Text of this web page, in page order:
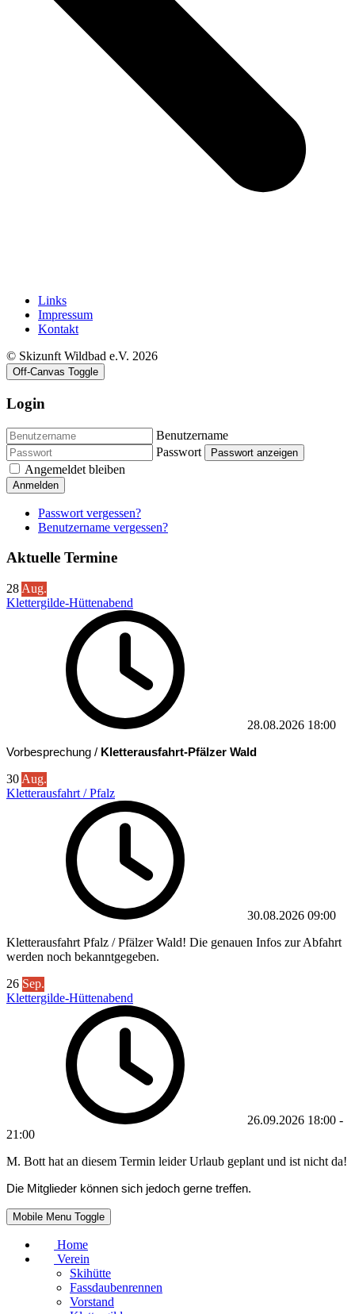
Links
Impressum
Kontakt
© Skizunft Wildbad e.V. 2026
Off-Canvas Toggle
Login
Benutzername
Passwort
Passwort anzeigen
Angemeldet bleiben
Anmelden
Passwort vergessen?
Benutzername vergessen?
Aktuelle Termine
28 Aug.
Klettergilde-Hüttenabend
28.08.2026 18:00
Vorbesprechung / Kletterausfahrt-Pfälzer Wald
30 Aug.
Kletterausfahrt / Pfalz
30.08.2026 09:00
Kletterausfahrt Pfalz / Pfälzer Wald! Die genauen Infos zur Abfahrt
werden noch bekanntgegeben.
26 Sep.
Klettergilde-Hüttenabend
26.09.2026 18:00 -
21:00
M. Bott hat an diesem Termin leider Urlaub geplant und ist nicht da!
Die Mitglieder können sich jedoch gerne treffen.
Mobile Menu Toggle
Home
Verein
Skihütte
Fassdaubenrennen
Vorstand